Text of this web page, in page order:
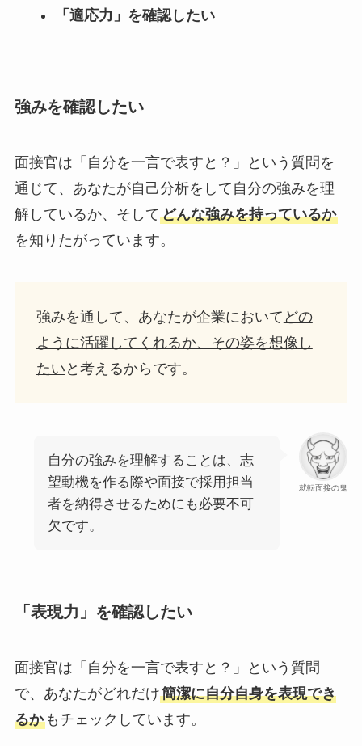
「適応力」を確認したい
強みを確認したい
面接官は「自分を一言で表すと？」という質問を
通じて、あなたが自己分析をして自分の強みを理
解しているか、そしてどんな強みを持っているか
を知りたがっています。
強みを通して、あなたが企業において どの
ように活躍してくれるか、その姿を想像し
たい と考えるからです。
就転面接の鬼
自分の強みを理解することは、志
望動機を作る際や面接で採用担当
者を納得させるためにも必要不可
欠です。
「表現力」を確認したい
面接官は「自分を一言で表すと？」という質問
で、あなたがどれだけ簡潔に自分自身を表現でき
るかもチェックしています。